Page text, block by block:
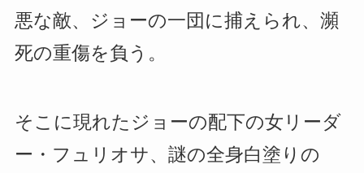
悪な敵、ジョーの一団に捕えられ、瀕
死の重傷を負う。
そこに現れたジョーの配下の女リーダ
ー・フュリオサ、謎の全身白塗りの